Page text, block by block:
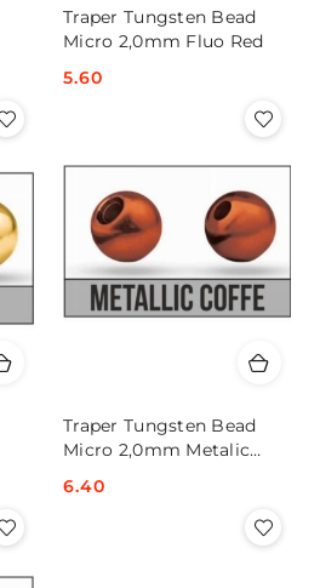
Traper Tungsten Bead
Micro 2,0mm Fluo Red
Cena:
5.60
Traper Tungsten Bead
Micro 2,0mm Metalic
Cena:
6.40